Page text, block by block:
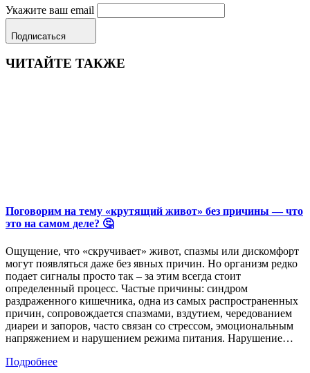
Укажите ваш email
Подписаться
ЧИТАЙТЕ ТАКЖЕ
Поговорим на тему «крутящий живот» без причины — что
это на самом деле? 🤔
Ощущение, что «скручивает» живот, спазмы или дискомфорт
могут появляться даже без явных причин. Но организм редко
подает сигналы просто так – за этим всегда стоит
определенный процесс. Частые причины: синдром
раздраженного кишечника, одна из самых распространенных
причин, сопровождается спазмами, вздутием, чередованием
диареи и запоров, часто связан со стрессом, эмоциональным
напряжением и нарушением режима питания. Нарушение…
Подробнее